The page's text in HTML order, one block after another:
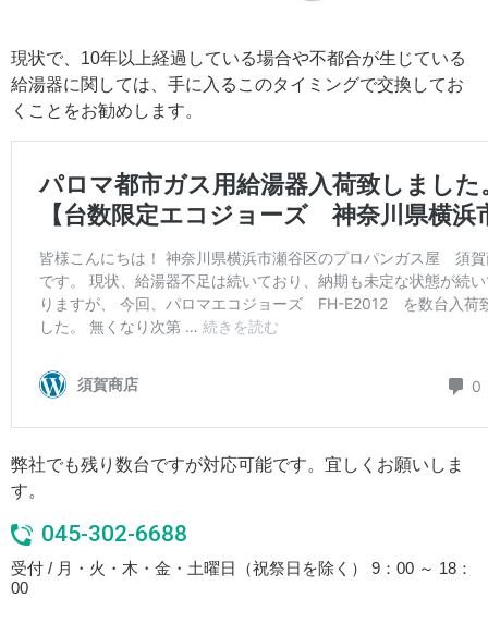
現状で、10年以上経過している場合や不都合が生じている
給湯器に関しては、手に入るこのタイミングで交換してお
くことをお勧めします。
弊社でも残り数台ですが対応可能です。宜しくお願いしま
す。
045-302-6688
受付 / 月・火・木・金・土曜日（祝祭日を除く） 9：00 ～ 18：
00